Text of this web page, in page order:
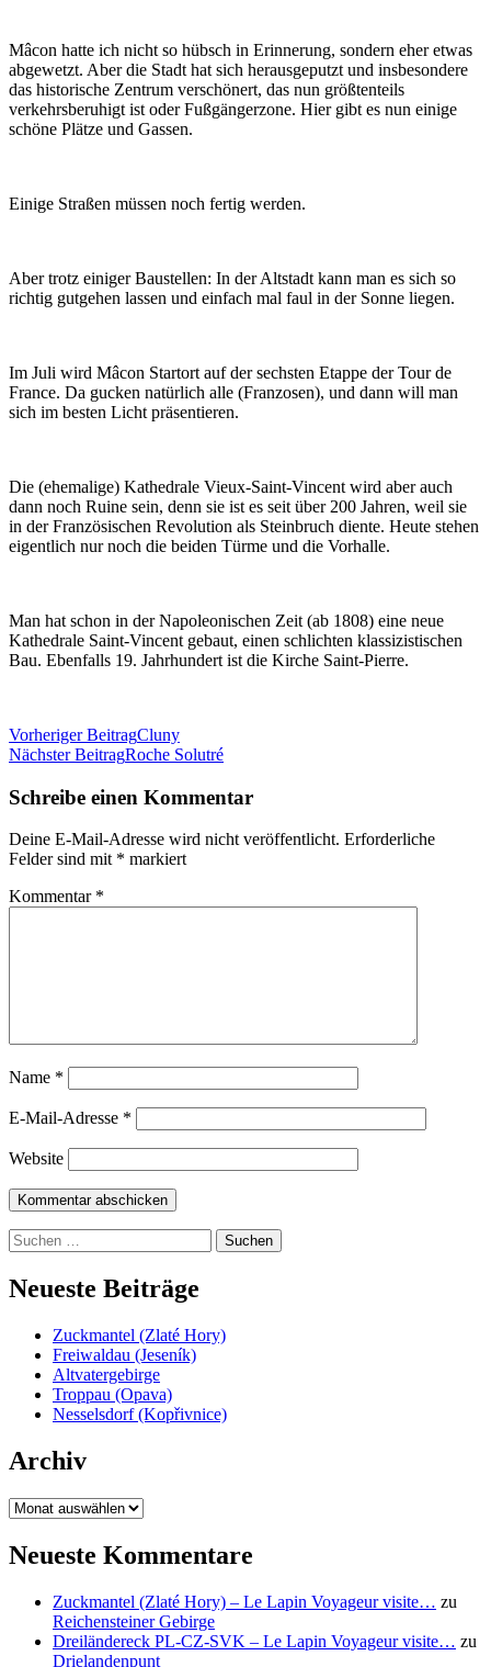
Mâcon hatte ich nicht so hübsch in Erinnerung, sondern eher etwas
abgewetzt. Aber die Stadt hat sich herausgeputzt und insbesondere
das historische Zentrum verschönert, das nun größtenteils
verkehrsberuhigt ist oder Fußgängerzone. Hier gibt es nun einige
schöne Plätze und Gassen.
Einige Straßen müssen noch fertig werden.
Aber trotz einiger Baustellen: In der Altstadt kann man es sich so
richtig gutgehen lassen und einfach mal faul in der Sonne liegen.
Im Juli wird Mâcon Startort auf der sechsten Etappe der Tour de
France. Da gucken natürlich alle (Franzosen), und dann will man
sich im besten Licht präsentieren.
Die (ehemalige) Kathedrale Vieux-Saint-Vincent wird aber auch
dann noch Ruine sein, denn sie ist es seit über 200 Jahren, weil sie
in der Französischen Revolution als Steinbruch diente. Heute stehen
eigentlich nur noch die beiden Türme und die Vorhalle.
Man hat schon in der Napoleonischen Zeit (ab 1808) eine neue
Kathedrale Saint-Vincent gebaut, einen schlichten klassizistischen
Bau. Ebenfalls 19. Jahrhundert ist die Kirche Saint-Pierre.
Beitragsnavigation
Vorheriger BeitragCluny
Nächster BeitragRoche Solutré
Schreibe einen Kommentar
Deine E-Mail-Adresse wird nicht veröffentlicht. Erforderliche
Felder sind mit * markiert
Kommentar *
Name *
E-Mail-Adresse *
Website
Suchen
nach:
Neueste Beiträge
Zuckmantel (Zlaté Hory)
Freiwaldau (Jeseník)
Altvatergebirge
Troppau (Opava)
Nesselsdorf (Kopřivnice)
Archiv
Archiv
Neueste Kommentare
Zuckmantel (Zlaté Hory) – Le Lapin Voyageur visite… zu
Reichensteiner Gebirge
Dreiländereck PL-CZ-SVK – Le Lapin Voyageur visite… zu
Drielandenpunt